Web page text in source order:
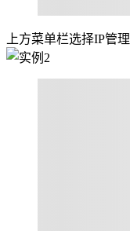
上方菜单栏选择IP管